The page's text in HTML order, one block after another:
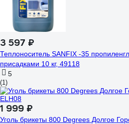
3 597 ₽
Теплоноситель SANFIX -35
присадками 10 кг, 49118
5
(1)
1 999 ₽
Уголь брикеты 800 Degrees Долгое